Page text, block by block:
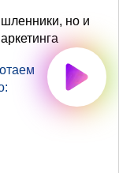
но и